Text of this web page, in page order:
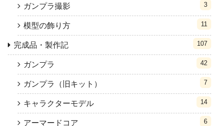
ガンプラ撮影 3
模型の飾り方 11
完成品・製作記 107
ガンプラ 42
ガンプラ（旧キット） 7
キャラクターモデル 14
アーマードコア 6